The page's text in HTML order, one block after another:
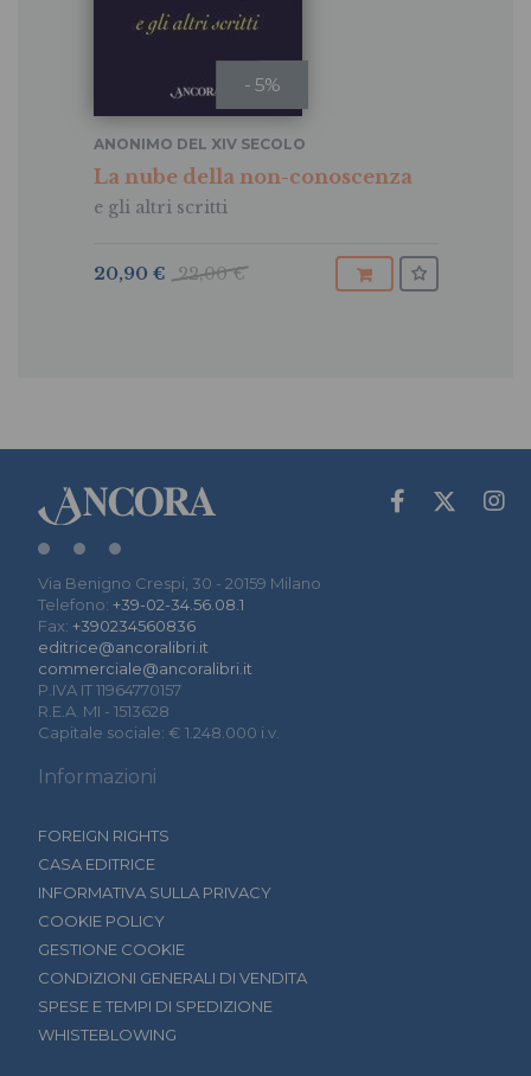
- 5%
La nube della non-conoscenza
e gli altri scritti
ANONIMO DEL XIV SECOLO
22,00 €
20,90 €
Via Benigno Crespi, 30 - 20159 Milano
Telefono: +39-02-34.56.08.1
Fax: +390234560836
editrice@ancoralibri.it
commerciale@ancoralibri.it
P.IVA IT 11964770157
R.E.A. MI - 1513628
Capitale sociale: € 1.248.000 i.v.
Informazioni
FOREIGN RIGHTS
CASA EDITRICE
INFORMATIVA SULLA PRIVACY
COOKIE POLICY
GESTIONE COOKIE
CONDIZIONI GENERALI DI VENDITA
SPESE E TEMPI DI SPEDIZIONE
WHISTEBLOWING